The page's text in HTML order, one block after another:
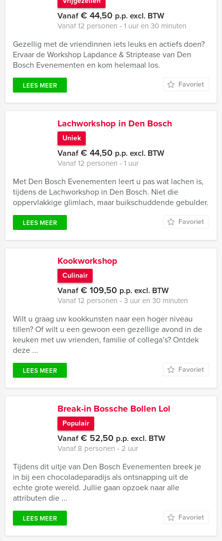
Vanaf€ 44,50 p.p. excl. BTW
Vanaf 12 personen ‐ 1 uur en 30 minuten
Gezellig met de vriendinnen iets leuks en actiefs doen?
Ervaar de Workshop Lapdance & Striptease van Den
Bosch Evenementen en kom helemaal los.
LEES MEER Favoriet
Lachworkshop in Den Bosch
Uniek
Vanaf€ 44,50 p.p. excl. BTW
Vanaf 12 personen ‐ 1 uur
Met Den Bosch Evenementen leert u pas wat lachen is,
tijdens de Lachworkshop in Den Bosch. Niet die
oppervlakkige glimlach, maar buikschuddende gebulder.
LEES MEER Favoriet
Kookworkshop
Culinair
Vanaf€ 109,50 p.p. excl. BTW
Vanaf 12 personen ‐ 3 uur en 30 minuten
Wilt u graag uw kookkunsten naar een hoger niveau
tillen? Of wilt u een gewoon een gezellige avond in de
keuken met uw vrienden, familie of collega’s? Ontdek
deze ...
LEES MEER Favoriet
Break-in Bossche Bollen Lol
Populair
Vanaf€ 52,50 p.p. excl. BTW
Vanaf 8 personen ‐ 2 uur
Tijdens dit uitje van Den Bosch Evenementen breek je
in bij een chocoladeparadijs als ontsnapping uit de
echte grote wereld. Jullie gaan opzoek naar alle
attributen die ...
LEES MEER Favoriet